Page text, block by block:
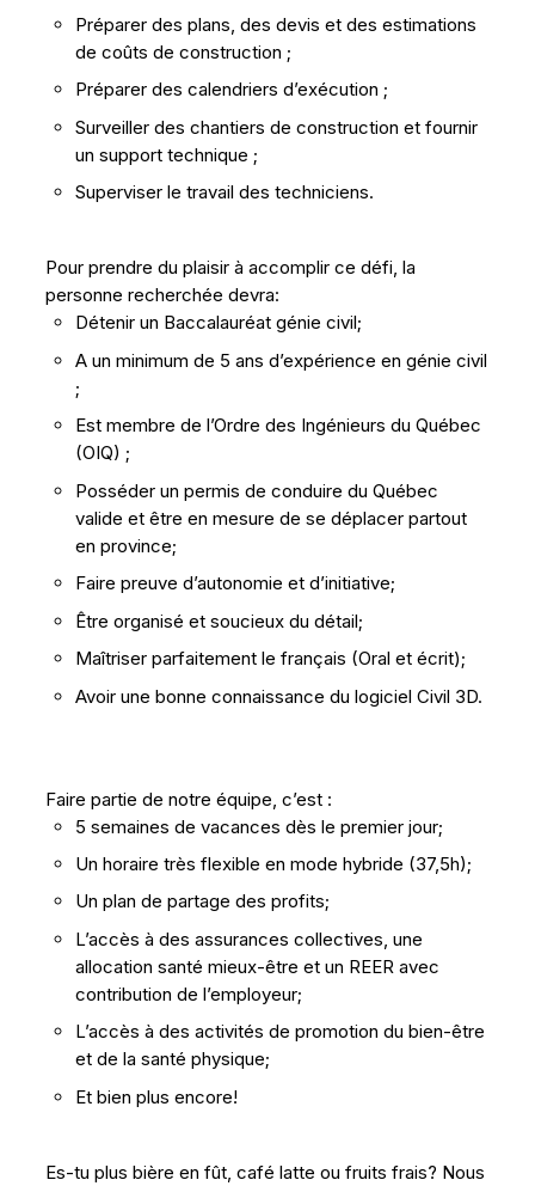
Préparer des plans, des devis et des estimations
de coûts de construction ;
Préparer des calendriers d’exécution ;
Surveiller des chantiers de construction et fournir
un support technique ;
Superviser le travail des techniciens.
Pour prendre du plaisir à accomplir ce défi, la
personne recherchée devra:
Détenir un Baccalauréat génie civil;
A un minimum de 5 ans d’expérience en génie civil
;
Est membre de l’Ordre des Ingénieurs du Québec
(OIQ) ;
Posséder un permis de conduire du Québec
valide et être en mesure de se déplacer partout
en province;
Faire preuve d’autonomie et d’initiative;
Être organisé et soucieux du détail;
Maîtriser parfaitement le français (Oral et écrit);
Avoir une bonne connaissance du logiciel Civil 3D.
Faire partie de notre équipe, c’est :
5 semaines de vacances dès le premier jour;
Un horaire très flexible en mode hybride (37,5h);
Un plan de partage des profits;
L’accès à des assurances collectives, une
allocation santé mieux-être et un REER avec
contribution de l’employeur;
L’accès à des activités de promotion du bien-être
et de la santé physique;
Et bien plus encore!
Es-tu plus bière en fût, café latte ou fruits frais? Nous